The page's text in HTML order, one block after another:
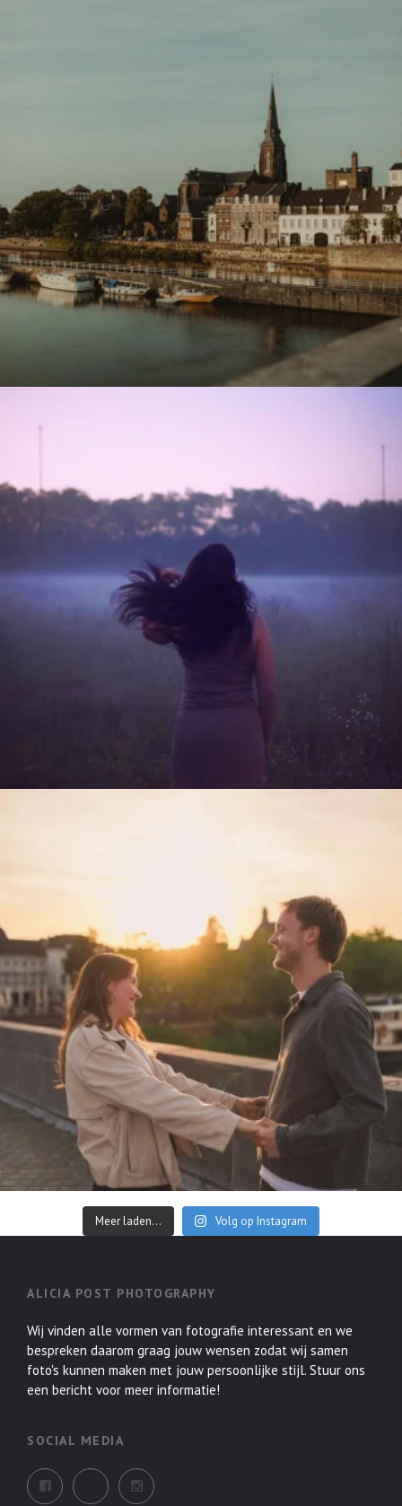
Meer laden... Volg op Instagram
ALICIA POST PHOTOGRAPHY
Wij vinden alle vormen van fotografie interessant en we
bespreken daarom graag jouw wensen zodat wij samen
foto's kunnen maken met jouw persoonlijke stijl. Stuur ons
een bericht voor meer informatie!
SOCIAL MEDIA